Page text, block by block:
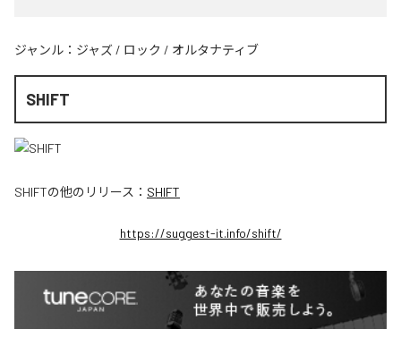
ジャンル： ジャズ / ロック / オルタナティブ
SHIFT
SHIFTの他のリリース： SHIFT
https://suggest-it.info/shift/